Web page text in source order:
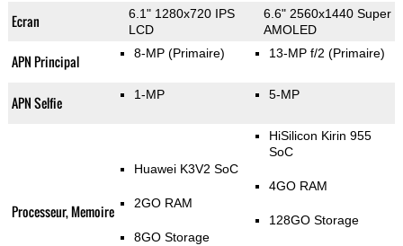
Ecran
6.1" 1280x720 IPS
LCD
6.6" 2560x1440 Super
AMOLED
APN Principal 8-MP (Primaire) 13-MP f/2 (Primaire)
APN Selfie 1-MP 5-MP
Processeur, Memoire
Huawei K3V2 SoC
2GO RAM
8GO Storage
HiSilicon Kirin 955
SoC
4GO RAM
128GO Storage